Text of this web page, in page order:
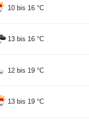
10 bis 16 °C
13 bis 16 °C
12 bis 19 °C
13 bis 19 °C